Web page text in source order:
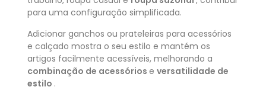
para uma configuração simplificada.
Adicionar ganchos ou prateleiras para acessórios
e calçado mostra o seu estilo e mantém os
artigos facilmente acessíveis, melhorando a
combinação de acessórios e versatilidade de
estilo .